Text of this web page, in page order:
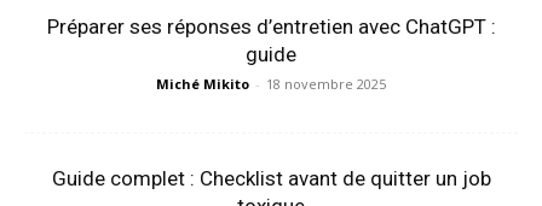
Préparer ses réponses d’entretien avec ChatGPT :
guide
Miché Mikito - 18 novembre 2025
Guide complet : Checklist avant de quitter un job